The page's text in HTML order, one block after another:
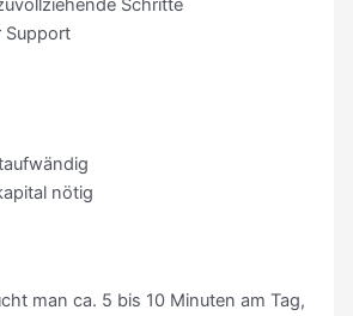
Schritte
Support
nötig
man ca. 5 bis 10 Minuten am Tag,